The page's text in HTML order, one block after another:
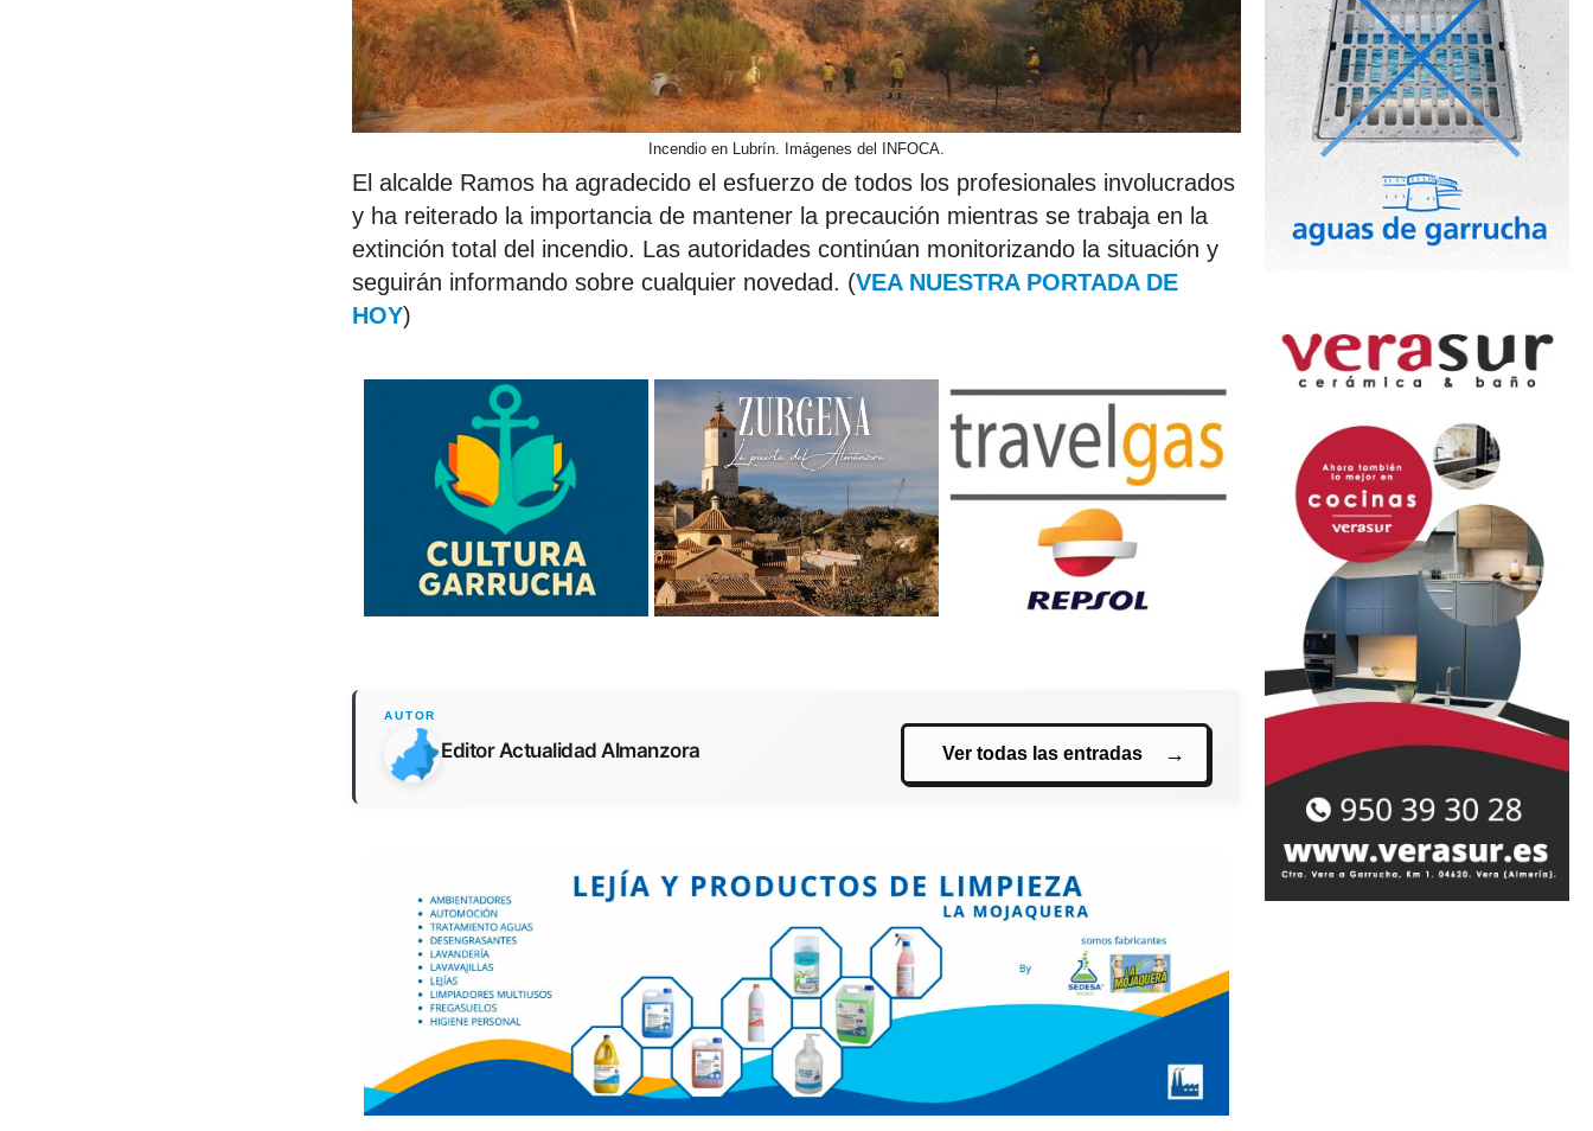
Incendio en Lubrín. Imágenes del INFOCA.
El alcalde Ramos ha agradecido el esfuerzo de todos los profesionales involucrados
y ha reiterado la importancia de mantener la precaución mientras se trabaja en la
extinción total del incendio. Las autoridades continúan monitorizando la situación y
seguirán informando sobre cualquier novedad. (VEA NUESTRA PORTADA DE
HOY)
Editor Actualidad Almanzora Ver todas las entradas